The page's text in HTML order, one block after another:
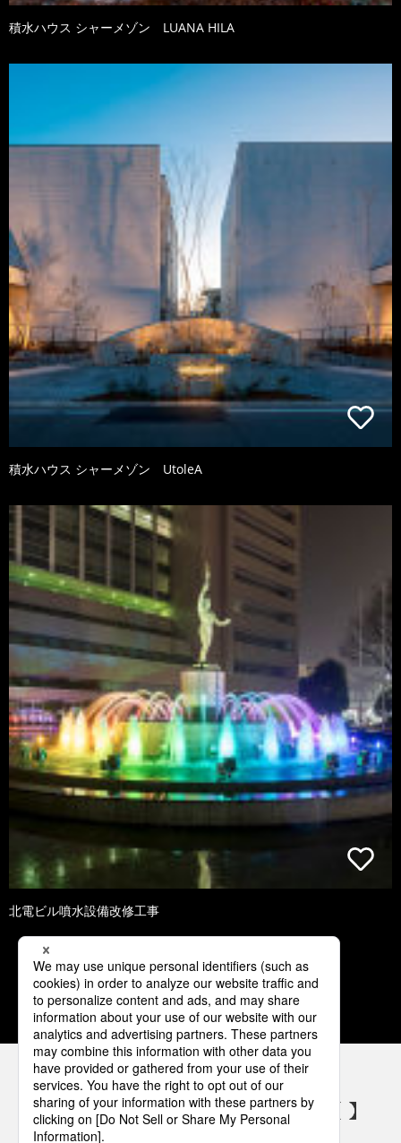
積水ハウス シャーメゾン LUANA HILA
積水ハウス シャーメゾン UtoleA
北電ビル噴水設備改修工事
1 2 3 4 5
パナソニックの電気設備 SNSアカウント